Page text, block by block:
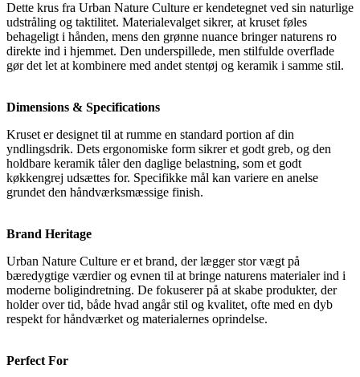
Dette krus fra Urban Nature Culture er kendetegnet ved sin naturlige
udstråling og taktilitet. Materialevalget sikrer, at kruset føles
behageligt i hånden, mens den grønne nuance bringer naturens ro
direkte ind i hjemmet. Den underspillede, men stilfulde overflade
gør det let at kombinere med andet stentøj og keramik i samme stil.
Dimensions & Specifications
Kruset er designet til at rumme en standard portion af din
yndlingsdrik. Dets ergonomiske form sikrer et godt greb, og den
holdbare keramik tåler den daglige belastning, som et godt
køkkengrej udsættes for. Specifikke mål kan variere en anelse
grundet den håndværksmæssige finish.
Brand Heritage
Urban Nature Culture er et brand, der lægger stor vægt på
bæredygtige værdier og evnen til at bringe naturens materialer ind i
moderne boligindretning. De fokuserer på at skabe produkter, der
holder over tid, både hvad angår stil og kvalitet, ofte med en dyb
respekt for håndværket og materialernes oprindelse.
Perfect For